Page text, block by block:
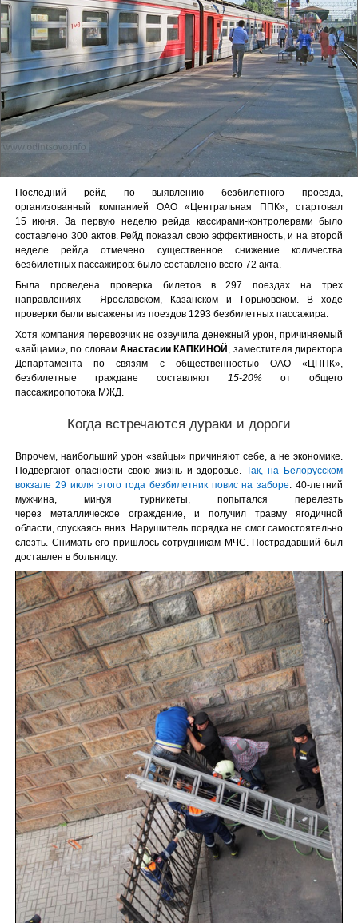
Последний рейд по выявлению безбилетного проезда,
организованный компанией ОАО «Центральная ППК», стартовал
15 июня. За первую неделю рейда кассирами-контролерами было
составлено 300 актов. Рейд показал свою эффективность, и на второй
неделе рейда отмечено существенное снижение количества
безбилетных пассажиров: было составлено всего 72 акта.
Была проведена проверка билетов в 297 поездах на трех
направлениях — Ярославском, Казанском и Горьковском. В ходе
проверки были высажены из поездов 1293 безбилетных пассажира.
Хотя компания перевозчик не озвучила денежный урон, причиняемый
«зайцами», по словам Анастасии КАПКИНОЙ , заместителя директора
Департамента по связям с общественностью ОАО «ЦППК»,
безбилетные граждане составляют15-20% от общего
пассажиропотока МЖД.
Когда встречаются дураки и дороги
Впрочем, наибольший урон «зайцы» причиняют себе, а не экономике.
Подвергают опасности свою жизнь и здоровье.Так, на Белорусском
вокзале 29 июля этого года безбилетник повис на заборе . 40-летний
мужчина, минуя турникеты, попытался перелезть
через металлическое ограждение, и получил травму ягодичной
области, спускаясь вниз. Нарушитель порядка не смог самостоятельно
слезть. Снимать его пришлось сотрудникам МЧС. Пострадавший был
доставлен в больницу.